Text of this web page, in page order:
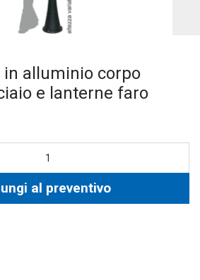
in alluminio corpo
e lanterne faro
al preventivo